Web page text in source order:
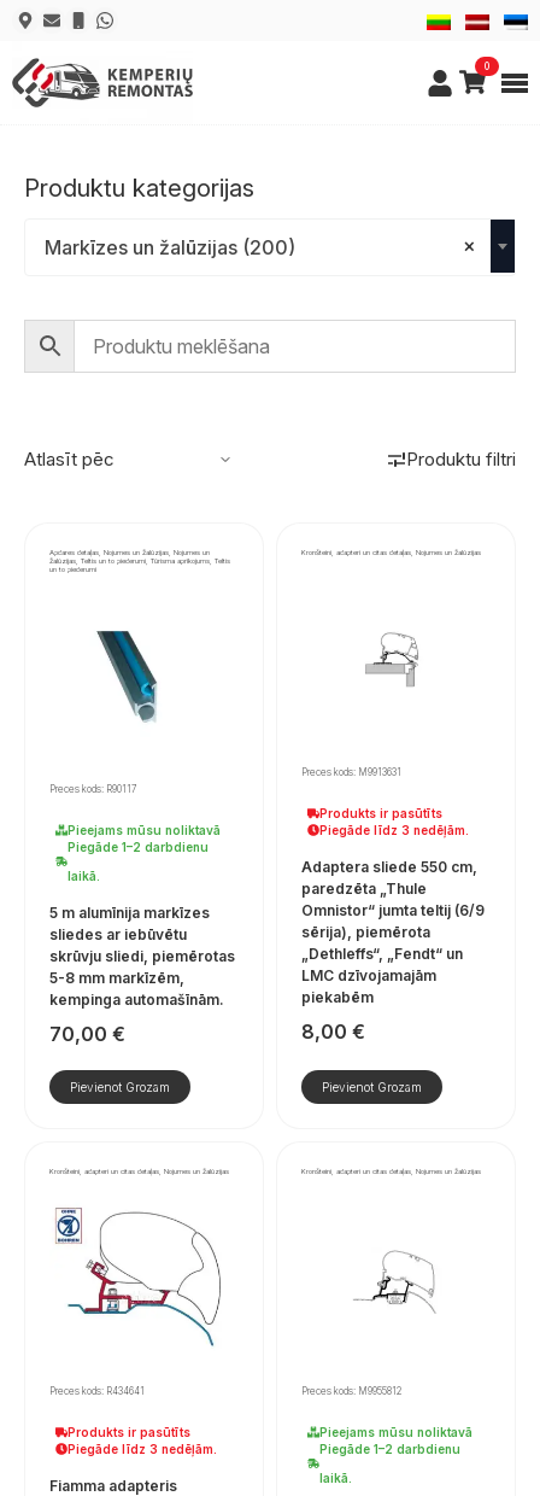
0
Produktu kategorijas
×
Markīzes un žalūzijas (200)
Produktu filtri
Apdares detaļas, Nojumes un žalūzijas, Nojumes un
žalūzijas, Teltis un to piederumi, Tūrisma aprīkojums, Teltis
un to piederumi
Preces kods: R90117
Pieejams mūsu noliktavā
Piegāde 1–2 darbdienu
laikā.
5 m alumīnija markīzes
sliedes ar iebūvētu
skrūvju sliedi, piemērotas
5-8 mm markīzēm,
kempinga automašīnām.
70,00 €
Pievienot Grozam
Kronšteini, adapteri un citas detaļas, Nojumes un žalūzijas
Preces kods: M9913631
Produkts ir pasūtīts
Piegāde līdz 3 nedēļām.
Adaptera sliede 550 cm,
paredzēta „Thule
Omnistor“ jumta teltij (6/9
sērija), piemērota
„Dethleffs“, „Fendt“ un
LMC dzīvojamajām
piekabēm
8,00 €
Pievienot Grozam
Kronšteini, adapteri un citas detaļas, Nojumes un žalūzijas
Preces kods: R434641
Produkts ir pasūtīts
Piegāde līdz 3 nedēļām.
Fiamma adapteris
Kronšteini, adapteri un citas detaļas, Nojumes un žalūzijas
Preces kods: M9955812
Pieejams mūsu noliktavā
Piegāde 1–2 darbdienu
laikā.